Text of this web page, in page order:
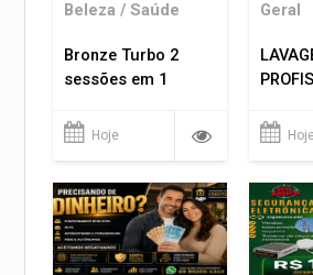
Beleza / Saúde
Bronze Turbo 2
sessões em 1
Hoje
Geral